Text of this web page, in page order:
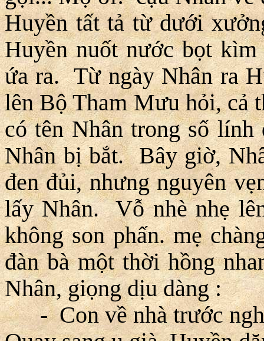
Huyền tất tả từ dưới
Huyền nuốt nước bọt
ứa ra. Từ ngày Nhân ra
lên Bộ Tham Mưu hỏi, cả
có tên Nhân trong số
Nhân bị bắt. Bây giờ,
đen đủi, nhưng nguyên
lấy Nhân. Vỗ nhè nhẹ
không son phấn. mẹ
đàn bà một thời hồng
Nhân, giọng dịu dàng :
- Con về nhà trước nghỉ